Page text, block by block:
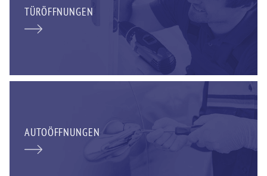
TÜRÖFFNUNGEN
AUTOÖFFNUNGEN